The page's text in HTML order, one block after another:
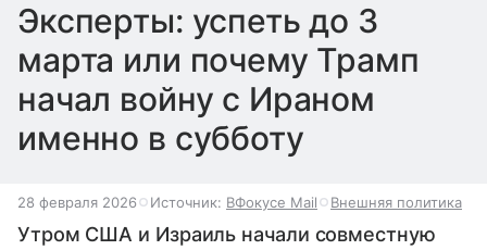
Эксперты: успеть до 3
марта или почему Трамп
начал войну с Ираном
именно в субботу
28 февраля 2026 Источник: ВФокусе Mail Внешняя политика
Утром США и Израиль начали совместную